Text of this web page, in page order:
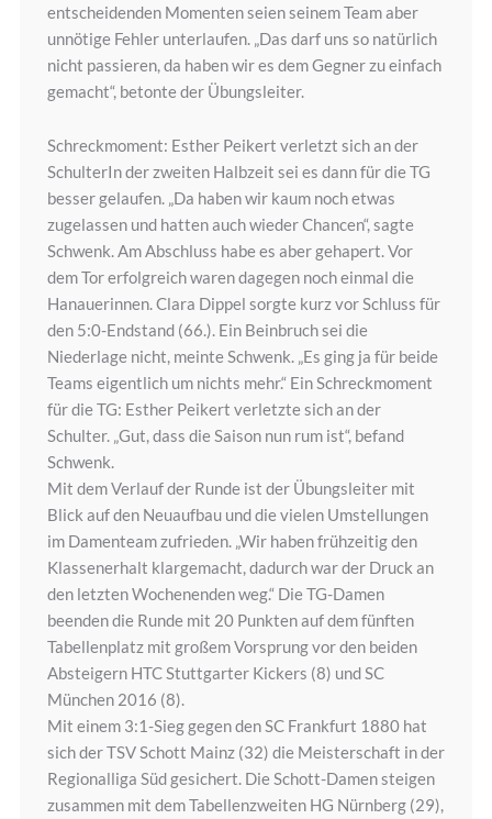
entscheidenden Momenten seien seinem Team aber
unnötige Fehler unterlaufen. „Das darf uns so natürlich
nicht passieren, da haben wir es dem Gegner zu einfach
gemacht“, betonte der Übungsleiter.
Schreckmoment: Esther Peikert verletzt sich an der
SchulterIn der zweiten Halbzeit sei es dann für die TG
besser gelaufen. „Da haben wir kaum noch etwas
zugelassen und hatten auch wieder Chancen“, sagte
Schwenk. Am Abschluss habe es aber gehapert. Vor
dem Tor erfolgreich waren dagegen noch einmal die
Hanauerinnen. Clara Dippel sorgte kurz vor Schluss für
den 5:0-Endstand (66.). Ein Beinbruch sei die
Niederlage nicht, meinte Schwenk. „Es ging ja für beide
Teams eigentlich um nichts mehr.“ Ein Schreckmoment
für die TG: Esther Peikert verletzte sich an der
Schulter. „Gut, dass die Saison nun rum ist“, befand
Schwenk.
Mit dem Verlauf der Runde ist der Übungsleiter mit
Blick auf den Neuaufbau und die vielen Umstellungen
im Damenteam zufrieden. „Wir haben frühzeitig den
Klassenerhalt klargemacht, dadurch war der Druck an
den letzten Wochenenden weg.“ Die TG-Damen
beenden die Runde mit 20 Punkten auf dem fünften
Tabellenplatz mit großem Vorsprung vor den beiden
Absteigern HTC Stuttgarter Kickers (8) und SC
München 2016 (8).
Mit einem 3:1-Sieg gegen den SC Frankfurt 1880 hat
sich der TSV Schott Mainz (32) die Meisterschaft in der
Regionalliga Süd gesichert. Die Schott-Damen steigen
zusammen mit dem Tabellenzweiten HG Nürnberg (29),